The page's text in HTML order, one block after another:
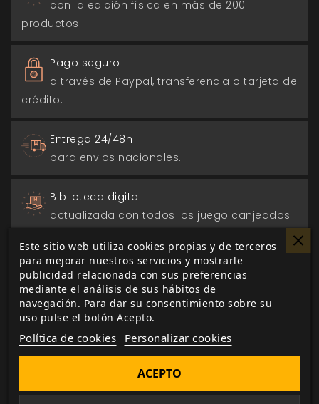
con la edición física en más de 200
productos.
Pago seguro
a través de Paypal, transferencia o tarjeta de
crédito.
Entrega 24/48h
para envios nacionales.
Biblioteca digital
actualizada con todos los juego canjeados
DESCRIPCIÓN
morir? ¿Esto que experimentáis puede
Este sitio web utiliza cookies propias y de terceros
para mejorar nuestros servicios y mostrarle
publicidad relacionada con sus preferencias
mediante el análisis de sus hábitos de
navegación. Para dar su consentimiento sobre su
uso pulse el botón Acepto.
Política de cookies Personalizar cookies
ACEPTO